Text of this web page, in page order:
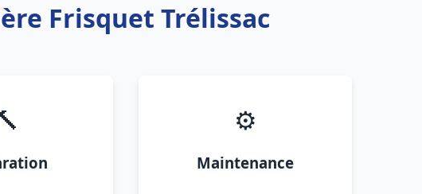
Frisquet Trélissac
⚙️
Maintenance